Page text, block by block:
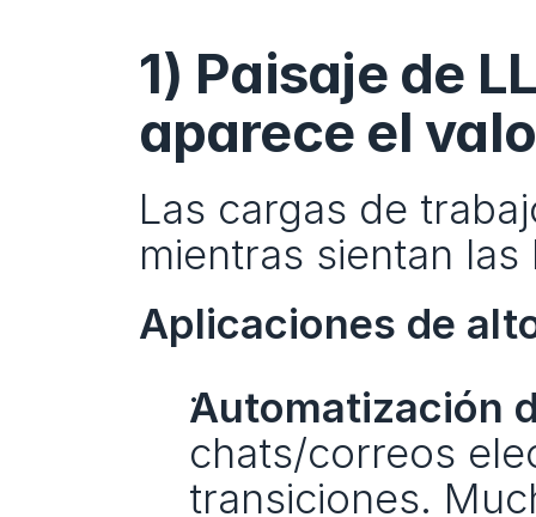
1) Paisaje de
aparece el
Las cargas de
mientras sientan
Aplicaciones de
Automatización
chats/correos